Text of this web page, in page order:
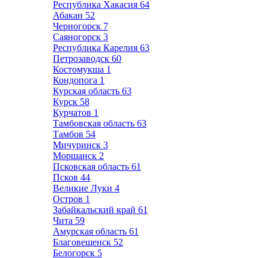
Республика Хакасия 64
Абакан 52
Черногорск 7
Саяногорск 3
Республика Карелия 63
Петрозаводск 60
Костомукша 1
Кондопога 1
Курская область 63
Курск 58
Курчатов 1
Тамбовская область 63
Тамбов 54
Мичуринск 3
Моршанск 2
Псковская область 61
Псков 44
Великие Луки 4
Остров 1
Забайкальский край 61
Чита 59
Амурская область 61
Благовещенск 52
Белогорск 5